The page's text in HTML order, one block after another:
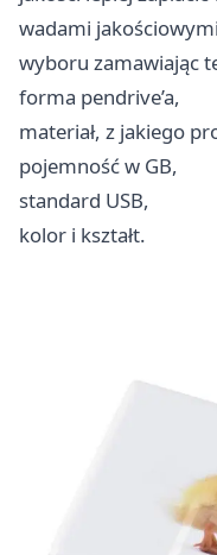
wadami
wyboru zamawiając
forma pendrive’a,
materiał, z jakiego
pojemność w GB,
standard USB,
kolor i kształt.